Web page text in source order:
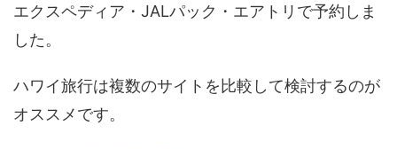
エクスペディア・JALパック・エアトリで予約しま
した。
ハワイ旅行は複数のサイトを比較して検討するのが
オススメです。